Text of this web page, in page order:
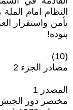
النظام امام
بأمن واستقرار
بنوده!
(10)
مصادر الجزء 2
المصدر 1
مختصر دور